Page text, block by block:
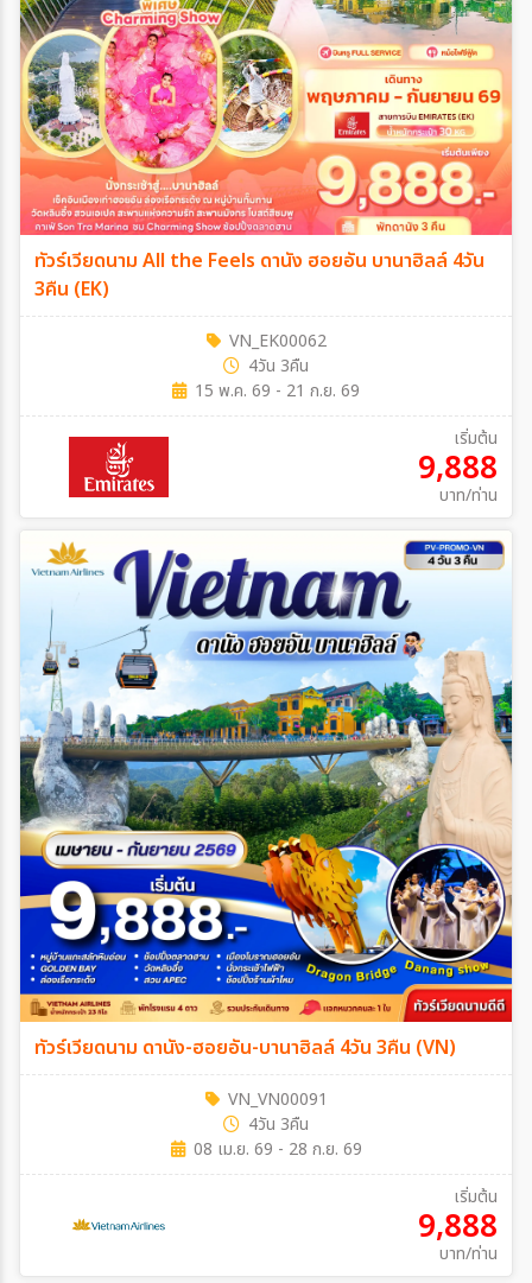
ทัวร์เวียดนาม All the Feels ดานัง ฮอยอัน บานาฮิลล์ 4วัน
3คืน (EK)
VN_EK00062
4วัน 3คืน
15 พ.ค. 69 - 21 ก.ย. 69
เริ่มต้น
9,888
บาท/ท่าน
ทัวร์เวียดนาม ดานัง-ฮอยอัน-บานาฮิลล์ 4วัน 3คืน (VN)
VN_VN00091
4วัน 3คืน
08 เม.ย. 69 - 28 ก.ย. 69
เริ่มต้น
9,888
บาท/ท่าน